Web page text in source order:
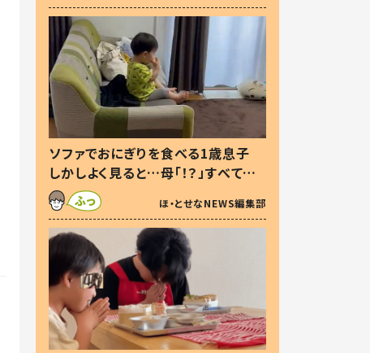
ソファでおにぎりを食べる1歳息子
しかしよく見ると…母「！？」すべてを
察した母の投稿に「可愛いから許
す！」「現行犯〜」
ほ・とせなNEWS編集部